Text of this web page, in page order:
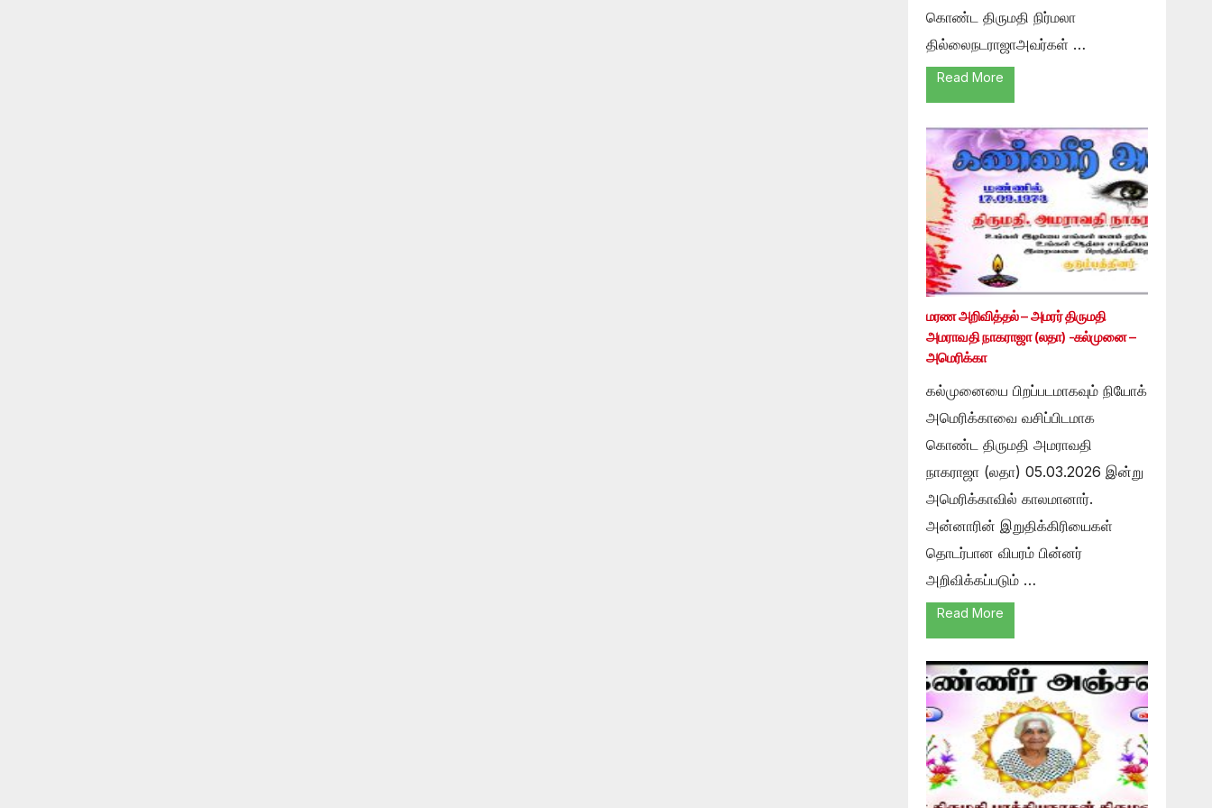
கொண்ட திருமதி நிர்மலா
தில்லைநடராஜாஅவர்கள் …
Read More
மரண அறிவித்தல் – அமரர் திருமதி
அமராவதி நாகராஜா (லதா) -கல்முனை –
அமெரிக்கா
கல்முனையை பிறப்படமாகவும் நியோக்
அமெரிக்காவை வசிப்பிடமாக
கொண்ட திருமதி அமராவதி
நாகராஜா (லதா) 05.03.2026 இன்று
அமெரிக்காவில் காலமானார்.
அன்னாரின் இறுதிக்கிரியைகள்
தொடர்பான விபரம் பின்னர்
அறிவிக்கப்படும் …
Read More